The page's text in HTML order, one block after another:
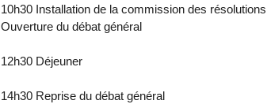
10h30 Installation de la commission des résolutions
Ouverture du débat général
12h30 Déjeuner
14h30 Reprise du débat général